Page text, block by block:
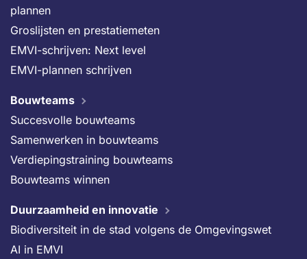
plannen
Groslijsten en prestatiemeten
EMVI-schrijven: Next level
EMVI-plannen schrijven
Bouwteams
Succesvolle bouwteams
Samenwerken in bouwteams
Verdiepingstraining bouwteams
Bouwteams winnen
Duurzaamheid en innovatie
Biodiversiteit in de stad volgens de Omgevingswet
AI in EMVI